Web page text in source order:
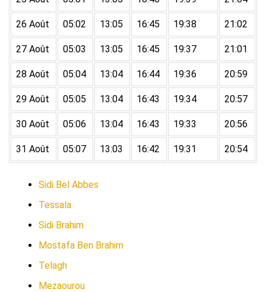
26 Août 05:02 13:05 16:45 19:38 21:02
27 Août 05:03 13:05 16:45 19:37 21:01
28 Août 05:04 13:04 16:44 19:36 20:59
29 Août 05:05 13:04 16:43 19:34 20:57
30 Août 05:06 13:04 16:43 19:33 20:56
31 Août 05:07 13:03 16:42 19:31 20:54
Sidi Bel Abbes
Tessala
Sidi Brahim
Mostafa Ben Brahim
Telagh
Mezaourou